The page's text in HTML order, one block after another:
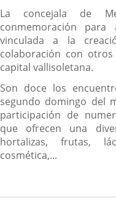
La concejala de
conmemoración
vinculada a la
colaboración con
capital vallisoletana.
Son doce los
segundo domingo del
participación de
que ofrecen una
hortalizas, frutas,
cosmética,...